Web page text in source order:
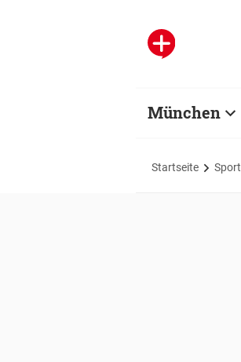
München
Startseite Sport